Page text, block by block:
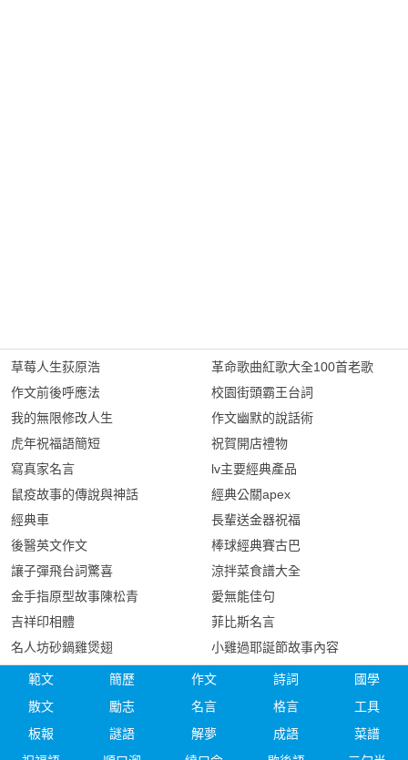
草莓人生荻原浩
作文前後呼應法
我的無限修改人生
虎年祝福語簡短
寫真家名言
鼠疫故事的傳說與神話
經典車
後醫英文作文
讓子彈飛台詞驚喜
金手指原型故事陳松青
吉祥印相體
名人坊砂鍋雞煲翅
革命歌曲紅歌大全100首老歌
校園街頭霸王台詞
作文幽默的說話術
祝賀開店禮物
lv主要經典產品
經典公關apex
長輩送金器祝福
棒球經典賽古巴
涼拌菜食譜大全
愛無能佳句
菲比斯名言
小雞過耶誕節故事內容
範文 簡歷 作文 詩詞
國學
散文
勵志 名言 格言
工具
板報
謎語 解夢 成語
菜譜